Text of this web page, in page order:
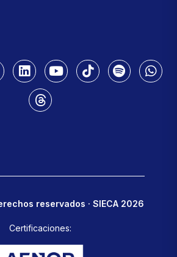
reservados · SIECA 2026
Certificaciones: